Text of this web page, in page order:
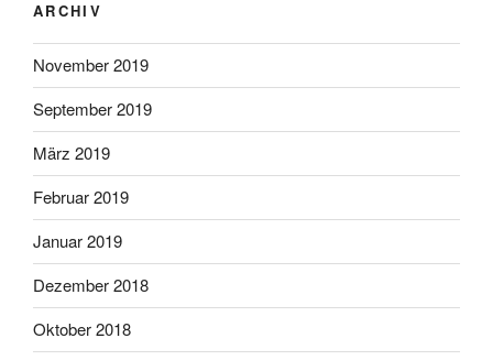
ARCHIV
November 2019
September 2019
März 2019
Februar 2019
Januar 2019
Dezember 2018
Oktober 2018